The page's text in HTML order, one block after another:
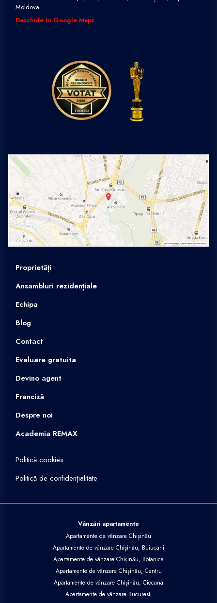
Moldova
Deschide în Google Maps
Proprietăți
Ansambluri rezidențiale
Echipa
Blog
Contact
Evaluare gratuita
Devino agent
Franciză
Despre noi
Academia REMAX
Politică cookies
Politică de confidențialitate
Vânzări apartamente
Apartamente de vânzare Chișinău
Apartamente de vânzare Chișinău, Buiucani
Apartamente de vânzare Chișinău, Botanica
Apartamente de vânzare Chișinău, Centru
Apartamente de vânzare Chișinău, Ciocana
Apartamente de vânzare Bucuresti